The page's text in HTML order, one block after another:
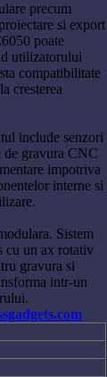
precum
si export
poate
utilizatorului
compatibilitate
cresterea
include senzori
de gravura CNC
impotriva
interne si
Sistem
cu un ax rotativ
gravura si
intr-un